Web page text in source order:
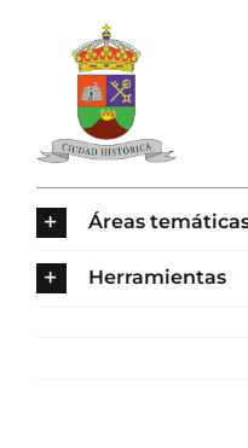
contenido
Áreas
Herramientas